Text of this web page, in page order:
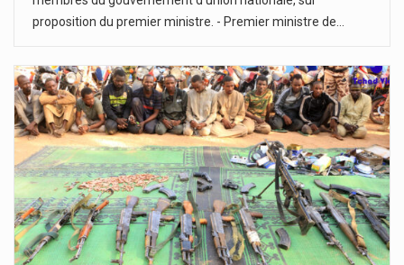
proposition du premier ministre. - Premier ministre de…